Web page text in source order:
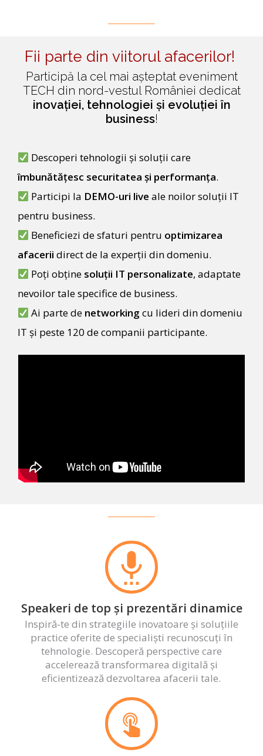
Fii parte din viitorul afacerilor!
Participă la cel mai așteptat eveniment
TECH din nord-vestul României dedicat
inovației, tehnologiei și evoluției în
business!
Descoperi tehnologii și soluții care
îmbunătățesc securitatea și performanța.
Participi la DEMO-uri live ale noilor soluții IT
pentru business.
Beneficiezi de sfaturi pentru optimizarea
afacerii direct de la experții din domeniu.
Poți obține soluții IT personalizate, adaptate
nevoilor tale specifice de business.
Ai parte de networking cu lideri din domeniu
IT și peste 120 de companii participante.
Speakeri de top și prezentări dinamice
Inspiră-te din strategiile inovatoare și soluțiile
practice oferite de specialiști recunoscuți în
tehnologie. Descoperă perspective care
accelerează transformarea digitală și
eficientizează dezvoltarea afacerii tale.